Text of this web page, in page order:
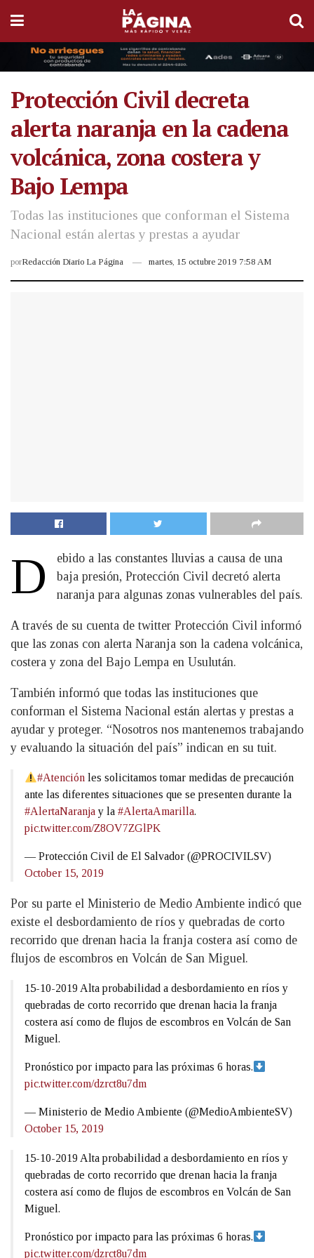
Protección Civil decreta
alerta naranja en la cadena
volcánica, zona costera y
Bajo Lempa
Todas las instituciones que conforman el Sistema
Nacional están alertas y prestas a ayudar
porRedacción Diario La Página martes, 15 octubre 2019 7:58 AM
D
ebido a las constantes lluvias a causa de una
baja presión, Protección Civil decretó alerta
naranja para algunas zonas vulnerables del país.
A través de su cuenta de twitter Protección Civil informó
que las zonas con alerta Naranja son la cadena volcánica,
costera y zona del Bajo Lempa en Usulután.
También informó que todas las instituciones que
conforman el Sistema Nacional están alertas y prestas a
ayudar y proteger. “Nosotros nos mantenemos trabajando
y evaluando la situación del país” indican en su tuit.
#Atención les solicitamos tomar medidas de precaución
ante las diferentes situaciones que se presenten durante la
#AlertaNaranja y la #AlertaAmarilla.
pic.twitter.com/Z8OV7ZGlPK
— Protección Civil de El Salvador (@PROCIVILSV)
October 15, 2019
Por su parte el Ministerio de Medio Ambiente indicó que
existe el desbordamiento de ríos y quebradas de corto
recorrido que drenan hacia la franja costera así como de
flujos de escombros en Volcán de San Miguel.
15-10-2019 Alta probabilidad a desbordamiento en ríos y
quebradas de corto recorrido que drenan hacia la franja
costera así como de flujos de escombros en Volcán de San
Miguel.
Pronóstico por impacto para las próximas 6 horas.
pic.twitter.com/dzrct8u7dm
— Ministerio de Medio Ambiente (@MedioAmbienteSV)
October 15, 2019
15-10-2019 Alta probabilidad a desbordamiento en ríos y
quebradas de corto recorrido que drenan hacia la franja
costera así como de flujos de escombros en Volcán de San
Miguel.
Pronóstico por impacto para las próximas 6 horas.
pic.twitter.com/dzrct8u7dm